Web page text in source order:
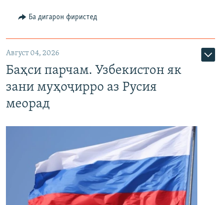
Ба дигарон фиристед
Август 04, 2026
Баҳси парчам. Узбекистон як
зани муҳоҷирро аз Русия
меорад